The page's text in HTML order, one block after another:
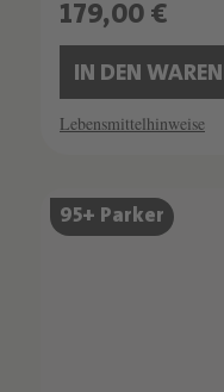
179,00 €
IN DEN
Lebensmittelhinweise
SCHATZKAMMER
SEHR LIMITIERT
95+ Parker